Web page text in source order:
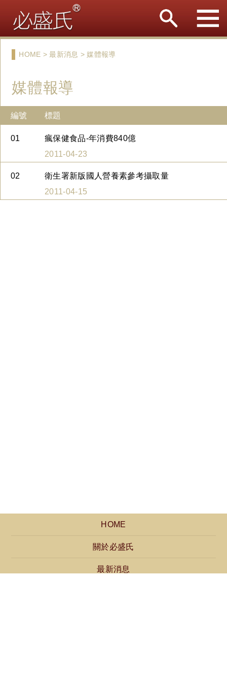
媒體報導
HOME > 最新消息 > 媒體報導
編號 標題
01
瘋保健食品-年消費840億
2011-04-23
02
衛生署新版國人營養素參考攝取量
2011-04-15
HOME
關於必盛氏
最新消息